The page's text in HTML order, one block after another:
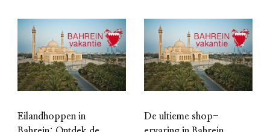
Eilandhoppen in
De ultieme shop-